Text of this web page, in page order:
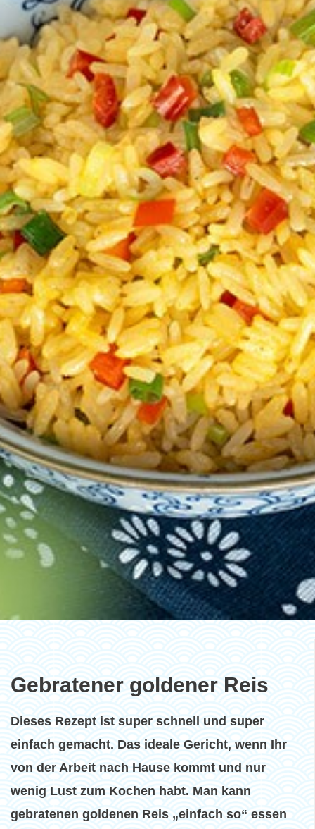
Gebratener goldener Reis
Dieses Rezept ist super schnell und super
einfach gemacht. Das ideale Gericht, wenn Ihr
von der Arbeit nach Hause kommt und nur
wenig Lust zum Kochen habt. Man kann
gebratenen goldenen Reis „einfach so“ essen